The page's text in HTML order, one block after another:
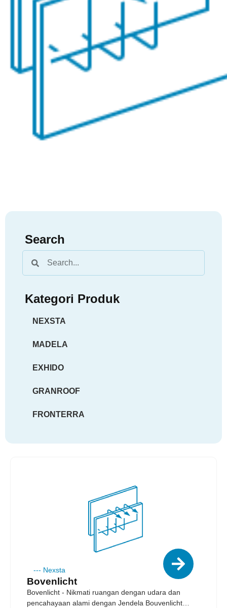
Search
Kategori Produk
NEXSTA
MADELA
EXHIDO
GRANROOF
FRONTERRA
--- Nexsta
Bovenlicht
Bovenlicht - Nikmati ruangan dengan udara dan
pencahayaan alami dengan Jendela Bouvenlicht